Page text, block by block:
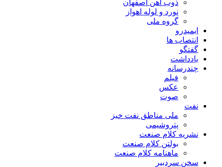
ذوب آهن اصفهان
نورد و لوله اهواز
گروه ملی
ایمیدرو
انتصاب ها
گفتگو
یادداشت
چندرسانه
فیلم
عکس
صوت
نفت
ملی مناطق نفت خیز
پتروشیمی
نشریه کلام صنعت
بولتن کلام صنعت
ماهنامه کلام صنعت
سخن سردبیر